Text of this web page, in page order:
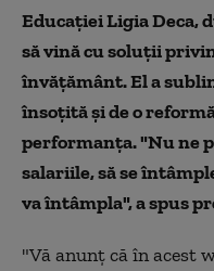
Educaţiei Ligia Deca,
să vină cu soluţii
învăţământ. El a
însoţită şi de o
performanţa. "Nu ne
salariile, să se
va întâmpla", a spus
"Vă anunţ că în acest